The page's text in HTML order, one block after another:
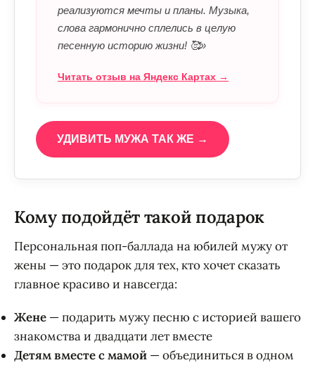
реализуются мечты и планы. Музыка,
слова гармонично сплелись в целую
песенную историю жизни! 🥰»
Читать отзыв на Яндекс Картах →
УДИВИТЬ МУЖА ТАК ЖЕ →
Кому подойдёт такой подарок
Персональная поп-баллада на юбилей мужу от
жены — это подарок для тех, кто хочет сказать
главное красиво и навсегда:
Жене — подарить мужу песню с историей вашего
знакомства и двадцати лет вместе
Детям вместе с мамой — объединиться в одном